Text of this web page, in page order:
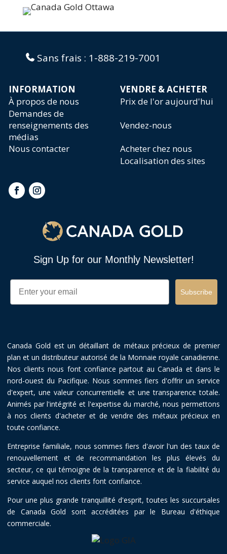
Sans frais : 1-888-219-7001
INFORMATION
VENDRE & ACHETER
À propos de nous
Prix de l'or aujourd'hui
Demandes de
renseignements des
médias
Vendez-nous
Nous contacter
Acheter chez nous
Localisation des sites
Sign Up for our Monthly Newsletter!
Email
Subscribe
Canada Gold est un détaillant de métaux précieux de premier
plan et un distributeur autorisé de la Monnaie royale canadienne.
Nos clients nous font confiance partout au Canada et dans le
nord-ouest du Pacifique. Nous sommes fiers d'offrir un service
d'expert, une valeur concurrentielle et une transparence totale.
Animés par l'intégrité et l'expertise du marché, nous permettons
à nos clients d'acheter et de vendre des métaux précieux en
toute confiance.
Entreprise familiale, nous sommes fiers d'avoir l'un des taux de
renouvellement et de recommandation les plus élevés du
secteur, ce qui témoigne de la transparence et de la fiabilité du
service auquel nos clients font confiance.
Pour une plus grande tranquillité d'esprit, toutes les succursales
de Canada Gold sont accréditées par le Bureau d'éthique
commerciale.